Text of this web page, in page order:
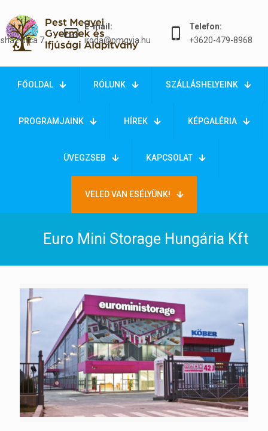
utca 7.
E-mail:
iroda@pmgyia.hu
Telefon:
+3620-479-8968
FŐOLDAL RÓLUNK SZÁLLÁSHELYEINK
PROGRAMJAINK HÍREK KÉPGALÉRIA
ÜVEGZSEB KAPCSOLAT
VELED VAN ESÉLYÜNK!
Euro Mini Storage Hungária Kft